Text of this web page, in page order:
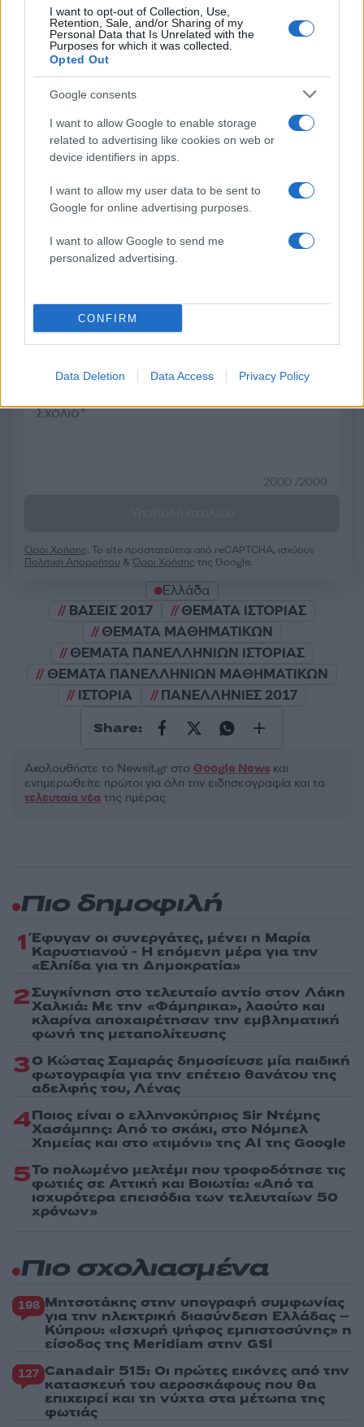
I want to opt-out of Collection, Use,
Retention, Sale, and/or Sharing of my
Personal Data that Is Unrelated with the
Purposes for which it was collected.
Opted Out
Google consents
I want to allow Google to enable storage
related to advertising like cookies on web or
device identifiers in apps.
I want to allow my user data to be sent to
Google for online advertising purposes.
I want to allow Google to send me
personalized advertising.
CONFIRM
Data Deletion Data Access Privacy Policy
Σχόλια
Σχολίασε εδώ
50 /50
2000 /2000
Όροι Χρήσης. Το site προστατεύεται από reCAPTCHA, ισχύουν
Πολιτική Απορρήτου &Όροι Χρήσης της Google.
Ελλάδα
ΒΑΣΕΙΣ 2017
ΘΕΜΑΤΑ ΙΣΤΟΡΙΑΣ
ΘΕΜΑΤΑ ΜΑΘΗΜΑΤΙΚΩΝ
ΘΕΜΑΤΑ ΠΑΝΕΛΛΗΝΙΩΝ ΙΣΤΟΡΙΑΣ
ΘΕΜΑΤΑ ΠΑΝΕΛΛΗΝΙΩΝ ΜΑΘΗΜΑΤΙΚΩΝ
ΙΣΤΟΡΙΑ
ΠΑΝΕΛΛΗΝΙΕΣ 2017
Share:
Ακολουθήστε το Νewsit.gr στο Google News και
ενημερωθείτε πρώτοι για όλη την ειδησεογραφία και τα
τελευταία νέα της ημέρας
κατηγορείται για
συμμετοχή στην τραγωδία
της Μαρφίν - Μεταφέρθηκε
αεροδρόμιο
Τραμπ: «Ο πόλεμος
Ιράν θα τελειώσει
σύντομα – Εμείς
Πιο δημοφιλή
1 Έφυγαν οι συνεργάτες, μένει η Μαρία
Καρυστιανού - Η επόμενη μέρα για την
«Ελπίδα για τη Δημοκρατία»
2Συγκίνηση στο τελευταίο αντίο στον Λάκη
Χαλκιά: Με την «Φάμπρικα», λαούτο και
κλαρίνα αποχαιρέτησαν την εμβληματική
φωνή της μεταπολίτευσης
3Ο Κώστας Σαμαράς δημοσίευσε μία παιδική
φωτογραφία για την επέτειο θανάτου της
αδελφής του, Λένας
4Ποιος είναι ο ελληνοκύπριος Sir Ντέμης
Χασάμπης: Από το σκάκι, στο Νόμπελ
Χημείας και στο «τιμόνι» της AI της Google
5Το πολωμένο μελτέμι που τροφοδότησε τις
φωτιές σε Αττική και Βοιωτία: «Από τα
ισχυρότερα επεισόδια των τελευταίων 50
χρόνων»
Πιο σχολιασμένα
198 Μητσοτάκης στην υπογραφή συμφωνίας
για την ηλεκτρική διασύνδεση Ελλάδας –
Κύπρου: «Ισχυρή ψήφος εμπιστοσύνης» η
είσοδος της Meridiam στην GSI
127 Canadair 515: Οι πρώτες εικόνες από την
κατασκευή του αεροσκάφους που θα
επιχειρεί και τη νύχτα στα μέτωπα της
φωτιάς